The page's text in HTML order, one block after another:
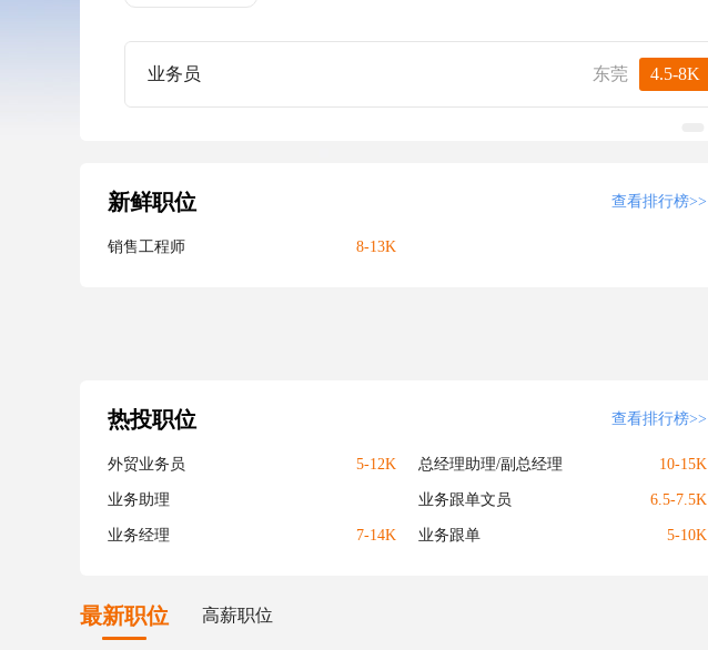
业务员 东莞 4.5-8K
新鲜职位 查看排行榜>>
销售工程师 8-13K
热投职位 查看排行榜>>
外贸业务员 5-12K 总经理助理/副总经理 10-15K
业务助理 业务跟单文员 6.5-7.5K
业务经理 7-14K 业务跟单 5-10K
最新职位 高薪职位